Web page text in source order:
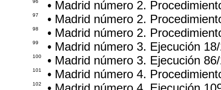
• Madrid número 2.
97 • Madrid número 2.
98 • Madrid número 2.
99 • Madrid número 3. Ejecución
100 • Madrid número 3. Ejecución
101 • Madrid número 4.
102